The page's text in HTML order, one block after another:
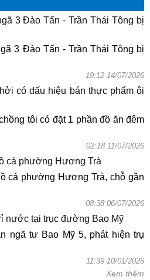
3 Đào Tấn - Trần Thái Tông bị
3 Đào Tấn - Trần Thái Tông bị
19:12 14/07/2026
có dấu hiệu bán thực phẩm ôi
tôi có đặt 1 phần đồ ăn đêm
02:18 11/07/2026
cá phường Hương Trà
cá phường Hương Trà, chỗ gần
08:38 06/07/2026
nước tại trục đường Bao Mỹ
ngã tư Bao Mỹ 5, phát hiện trụ
11:39 10/01/2026
Xem thêm